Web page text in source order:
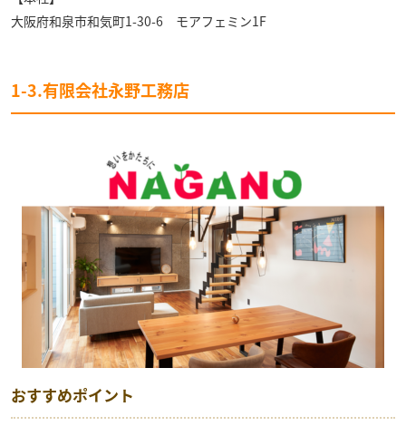
大阪府和泉市和気町1-30-6 モアフェミン1F
1-3.有限会社永野工務店
おすすめポイント